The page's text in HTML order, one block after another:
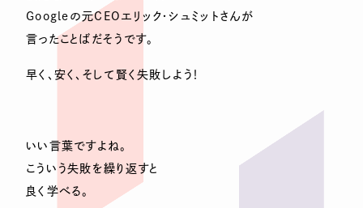
Googleの元CEOエリック・シュミットさんが
言ったことばだそうです。
早く、安く、そして賢く失敗しよう！
いい言葉ですよね。
こういう失敗を繰り返すと
良く学べる。